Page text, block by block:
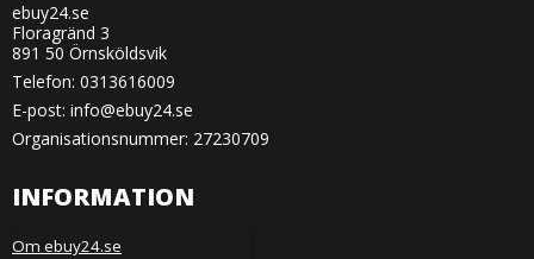
ebuy24.se
Floragränd 3
891 50 Örnsköldsvik
Telefon: 0313616009
E-post: info@ebuy24.se
Organisationsnummer: 27230709
INFORMATION
Om ebuy24.se